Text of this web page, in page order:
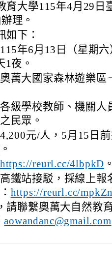
育大學115年4月29日
理。
如下：
年6月13日（星期
1夜。
萬大國家森林遊樂區
級學校教師、機關人
民眾。
元/人，5月15日
https://reurl.cc/4lbpkD 。
鐵站接駁，採線上報
https://reurl.cc/
請聯繫奧萬大自然教
aowandanc@gmail.com